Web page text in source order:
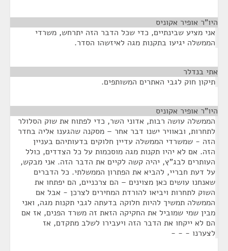
היו"ר אופיר אקוניס
אני מציע שבינתיים, כדי שכל הדבר הזה יתרחש, משרדי
הממשלה יגיעו בתקנות מגה לאיזשהו הסדר.
אתי בנדלר
תיקון חוק לגבי האתרים המשותפים.
היו"ר אופיר אקוניס
הממשלה עושה רבות, אדוני השר, כדי לפתוח את שוק הסלולר
לתחרות, ובאוויר ישנו דבר אחר – מסקנה שהגענו אליה בחדר
הזה - שמשרדי הממשלה עדיין חלוקים בדעותיהם בעניין
הזה. אם לא יהיו תקנות מגה מוסכמות על כל הצדדים, כולל
העותרים לבג"ץ, יהיה קשה לקיים את הדבר הזה. אני מבקש,
על דעת חבריי, להביא את הפתרון הממשלתי. כל הדברים
שאנחנו עושים כאן מצוינים – הם צרכניים, הם יפתחו את
השוק לתחרות ויביאו להורדת המחירים לצרכן - אבל אם
הממשלה תמשיך להיות חלוקה בדעתה לגבי תקנות מגה, ואני
מבין שמי שמוביל את החקיקה הזאת זה משרד הפנים, אז אם
הם לא ייקחו את הדבר הזה ויעבירו לשלב מתקדם, אז
לצערנו - - -